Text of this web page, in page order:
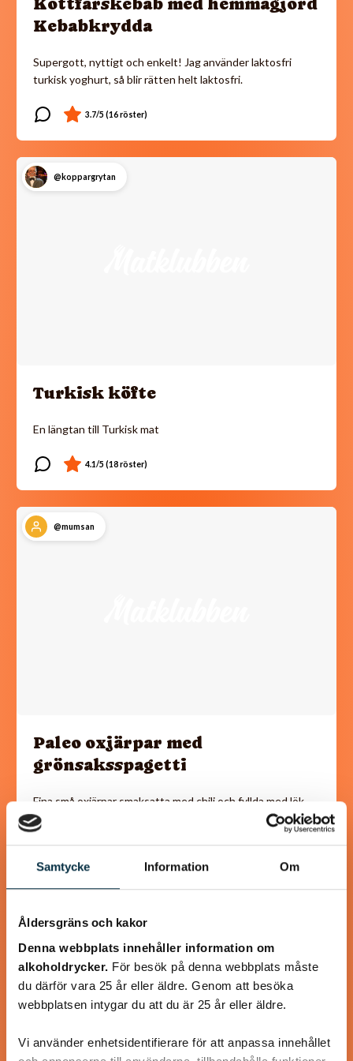
Samtycke Information Om
Åldersgräns och kakor
Denna webbplats innehåller information om
alkoholdrycker. För besök på denna webbplats måste
du därför vara 25 år eller äldre. Genom att besöka
webbplatsen intygar du att du är 25 år eller äldre.
Vi använder enhetsidentifierare för att anpassa innehållet
Köttfärskebab med hemmagjord
Kebabkrydda
Supergott, nyttigt och enkelt! Jag använder laktosfri
turkisk yoghurt, så blir rätten helt laktosfri.
@koppargrytan
Turkisk köfte
En längtan till Turkisk mat
@mumsan
Paleo oxjärpar med
grönsaksspagetti
Fina små oxjärpar smaksatta med chili och fyllda med lök
och svamp. Goda att ha som lunch, middag eller mellanmål.
Jag gjorde även en…